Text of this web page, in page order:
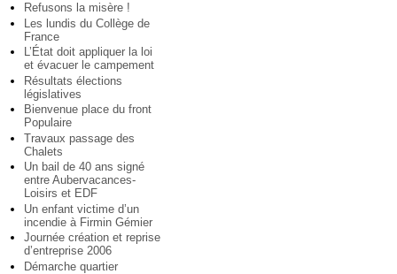
Refusons la misère !
Les lundis du Collège de
France
L’État doit appliquer la loi
et évacuer le campement
Résultats élections
législatives
Bienvenue place du front
Populaire
Travaux passage des
Chalets
Un bail de 40 ans signé
entre Aubervacances-
Loisirs et EDF
Un enfant victime d’un
incendie à Firmin Gémier
Journée création et reprise
d’entreprise 2006
Démarche quartier